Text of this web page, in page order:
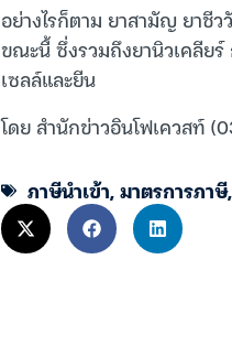
อย่างไรก็ตาม ยาสามัญ ยาชี
ขณะนี้ ซึ่งรวมถึงยานิวเคลีย
เซลล์และยีน
โดย สำนักข่าวอินโฟเควสท์
ภาษีนำเข้า,มาตรการภาษี,